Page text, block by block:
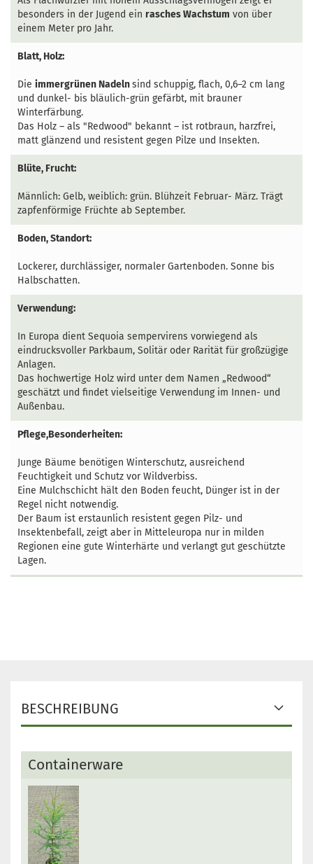
besonders in der Jugend ein rasches Wachstum von über
einem Meter pro Jahr.
Blatt, Holz:
Die immergrünen Nadelnsind schuppig, flach, 0,6–2 cm lang
und dunkel- bis bläulich-grün gefärbt, mit brauner
Winterfärbung.
Das Holz – als "Redwood" bekannt – ist rotbraun, harzfrei,
matt glänzend und resistent gegen Pilze und Insekten.
Blüte, Frucht:
Männlich: Gelb, weiblich: grün. Blühzeit Februar- März. Trägt
zapfenförmige Früchte ab September.
Boden, Standort:
Lockerer, durchlässiger, normaler Gartenboden. Sonne bis
Halbschatten.
Verwendung:
In Europa dient Sequoia sempervirens vorwiegend als
eindrucksvoller Parkbaum, Solitär oder Rarität für großzügige
Anlagen.
Das hochwertige Holz wird unter dem Namen „Redwood“
geschätzt und findet vielseitige Verwendung im Innen- und
Außenbau.
Pflege,Besonderheiten:
Junge Bäume benötigen Winterschutz, ausreichend
Feuchtigkeit und Schutz vor Wildverbiss.
Eine Mulchschicht hält den Boden feucht, Dünger ist in der
Regel nicht notwendig.
Der Baum ist erstaunlich resistent gegen Pilz- und
Insektenbefall, zeigt aber in Mitteleuropa nur in milden
Regionen eine gute Winterhärte und verlangt gut geschützte
Lagen.
BESCHREIBUNG
Containerware